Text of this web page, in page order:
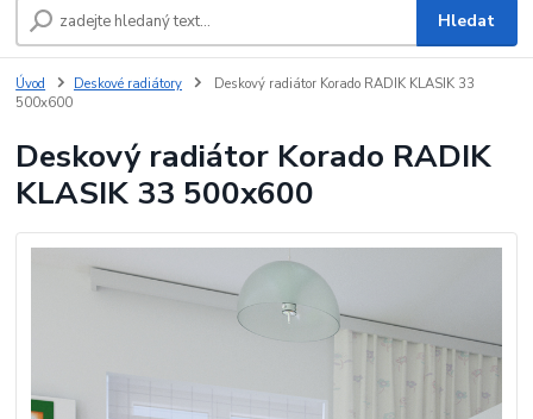
Hledat
Úvod Deskové radiátory
Deskový radiátor Korado RADIK KLASIK 33
500x600
Deskový radiátor Korado RADIK
KLASIK 33 500x600